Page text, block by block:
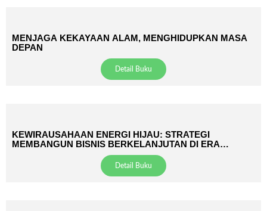
MENJAGA KEKAYAAN ALAM, MENGHIDUPKAN MASA
DEPAN
Detail Buku
KEWIRAUSAHAAN ENERGI HIJAU: STRATEGI
MEMBANGUN BISNIS BERKELANJUTAN DI ERA
TRANSISI DAN NET-ZERO
Detail Buku